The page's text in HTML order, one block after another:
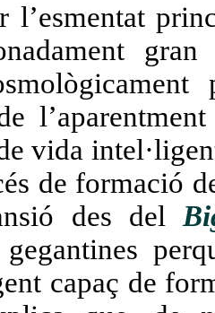
l’esmentat
vida
de formació
des del
capaç de